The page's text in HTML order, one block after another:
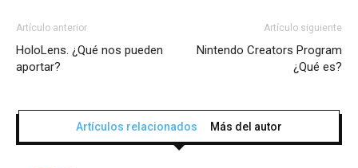
Artículo anterior
HoloLens. ¿Qué nos pueden
aportar?
Artículo siguiente
Nintendo Creators Program
¿Qué es?
Artículos relacionados Más del autor